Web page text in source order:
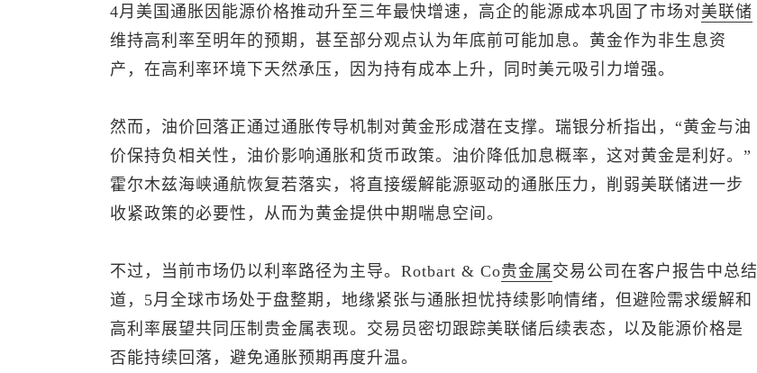
4月美国通胀因能源价格推动升至三年最快增速，高企的能源成本巩固了市场对美联储
维持高利率至明年的预期，甚至部分观点认为年底前可能加息。黄金作为非生息资
产，在高利率环境下天然承压，因为持有成本上升，同时美元吸引力增强。
然而，油价回落正通过通胀传导机制对黄金形成潜在支撑。瑞银分析指出，“黄金与油
价保持负相关性，油价影响通胀和货币政策。油价降低加息概率，这对黄金是利好。”
霍尔木兹海峡通航恢复若落实，将直接缓解能源驱动的通胀压力，削弱美联储进一步
收紧政策的必要性，从而为黄金提供中期喘息空间。
不过，当前市场仍以利率路径为主导。Rotbart & Co贵金属交易公司在客户报告中总结
道，5月全球市场处于盘整期，地缘紧张与通胀担忧持续影响情绪，但避险需求缓解和
高利率展望共同压制贵金属表现。交易员密切跟踪美联储后续表态，以及能源价格是
否能持续回落，避免通胀预期再度升温。